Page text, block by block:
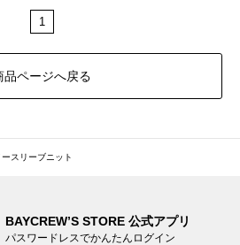
1
品ページへ戻る
ースリーブニット
BAYCREW’S STORE 公式アプリ
パスワードレスでかんたんログイン